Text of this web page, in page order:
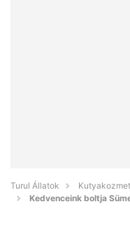
Turul Állatok
Kedvenceink boltja